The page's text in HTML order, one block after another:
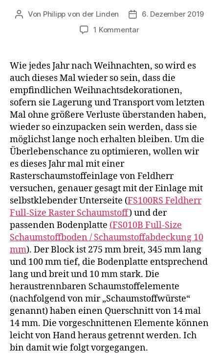
Beitragsautor
Von Philipp von der Linden Veröffentlichungsdatum
6. Dezember 2019
1 Kommentarzu
Rasterschaumstoff
sicher
aufbewahren
Wie jedes Jahr nach Weihnachten, so wird es
auch dieses Mal wieder so sein, dass die
empfindlichen Weihnachtsdekorationen,
sofern sie Lagerung und Transport vom letzten
Mal ohne größere Verluste überstanden haben,
wieder so einzupacken sein werden, dass sie
möglichst lange noch erhalten bleiben. Um die
Überlebenschance zu optimieren, wollen wir
es dieses Jahr mal mit einer
Rasterschaumstoffeinlage von Feldherr
versuchen, genauer gesagt mit der Einlage mit
selbstklebender Unterseite (FS100RS Feldherr
Full-Size Raster Schaumstoff) und der
passenden Bodenplatte (FS010B Full-Size
Schaumstoffboden / Schaumstoffabdeckung 10
mm). Der Block ist 275 mm breit, 345 mm lang
und 100 mm tief, die Bodenplatte entsprechend
lang und breit und 10 mm stark. Die
heraustrennbaren Schaumstoffelemente
(nachfolgend von mir „Schaumstoffwürste“
genannt) haben einen Querschnitt von 14 mal
14 mm. Die vorgeschnittenen Elemente können
leicht von Hand heraus getrennt werden. Ich
bin damit wie folgt vorgegangen.